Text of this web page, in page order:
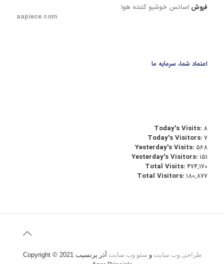
فروش اسانس خوشبو کننده هوا
aapiece.com
اعتماد شما، سرمایه ما
Today's Visits: 8
Today's Visitors:7
Yesterday's Visits: 568
Yesterday's Visitors:151
Total Visits:474,170
Total Visitors:180,877
طراحی وب سایت و سئو وب سایت آذر پرنسیب Copyright © 2021